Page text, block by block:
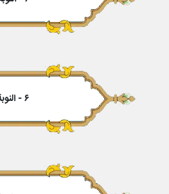
۶ - النوبة الثانیة